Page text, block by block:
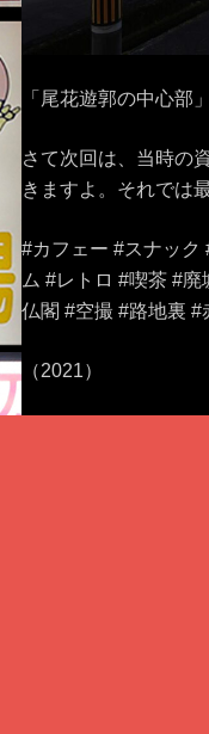
「尾花遊郭の中心部」
さて次回は、当時の
きますよ。それでは
#カフェー #スナック
ム #レトロ #喫茶 #
仏閣 #空撮 #路地裏
（2021）